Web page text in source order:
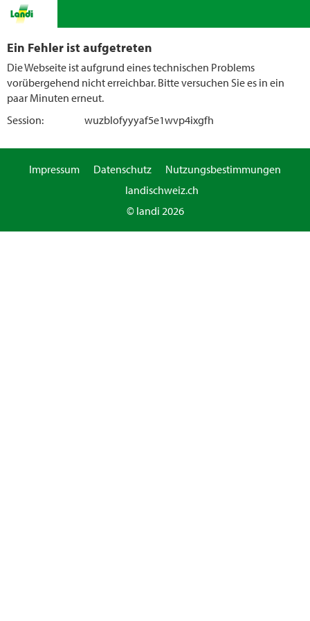
Ein Fehler ist aufgetreten
Die Webseite ist aufgrund eines technischen Problems
vorübergehend nicht erreichbar. Bitte versuchen Sie es in ein
paar Minuten erneut.
Session:
wuzblofyyyaf5e1wvp4ixgfh
Impressum Datenschutz
Nutzungsbestimmungen
landischweiz.ch
© landi 2026